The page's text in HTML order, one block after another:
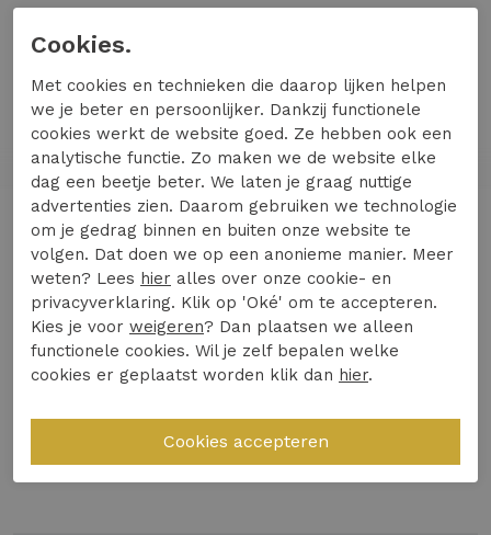
Naar alleOnly truien
Ontdek de ONLOFELIA SS Raglan trui van ONLY,
een stijlvolle toevoeging aan je wintergarderobe.
Deze lichtgrijze trui met korte mouwen is
perfect voor een casual, maar toch elegante
look. Mis deze populaire keuze niet en voeg een
vleugje comfort en stijl toe aan je dagelijkse
outfits.
Materiaal & Comfort:
Gemaakt van zacht
materiaal dat heerlijk aanvoelt op de huid,
Design & Pasvorm:
korte snit geven deze trui een moderne en
speelse uitstraling.
Lees meer
Specificaties
Winkelvoorraad
Gerelateerde producten
Cookies.
Met cookies en technieken die daarop lijken helpen
we je beter en persoonlijker. Dankzij functionele
cookies werkt de website goed. Ze hebben ook een
analytische functie. Zo maken we de website elke
dag een beetje beter. We laten je graag nuttige
advertenties zien. Daarom gebruiken we technologie
om je gedrag binnen en buiten onze website te
volgen. Dat doen we op een anonieme manier. Meer
weten? Lees hier alles over onze cookie- en
privacyverklaring. Klik op 'Oké' om te accepteren.
Kies je voor weigeren? Dan plaatsen we alleen
functionele cookies. Wil je zelf bepalen welke
cookies er geplaatst worden klik dan hier.